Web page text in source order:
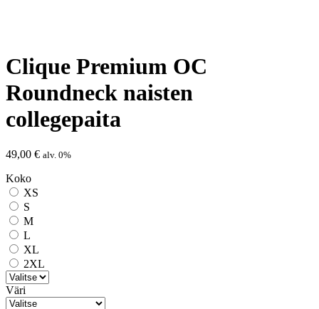
Clique Premium OC
Roundneck naisten
collegepaita
49,00 € alv. 0%
Koko
XS
S
M
L
XL
2XL
Väri